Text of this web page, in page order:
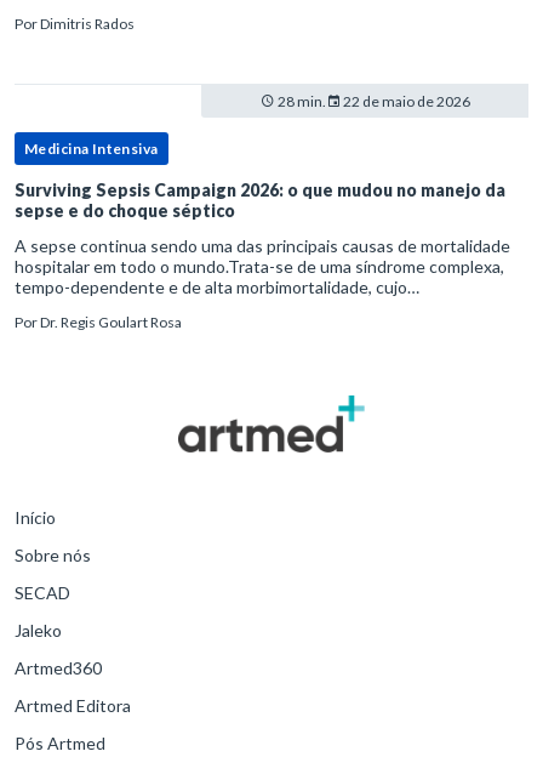
PorDimitris Rados
28 min. 22 de maio de 2026
Medicina Intensiva
Surviving Sepsis Campaign 2026: o que mudou no manejo da
sepse e do choque séptico
A sepse continua sendo uma das principais causas de mortalidade
hospitalar em todo o mundo.Trata-se de uma síndrome complexa,
tempo-dependente e de alta morbimortalidade, cujo
para o desfe
PorDr. Regis Goulart Rosa
Início
Sobre nós
SECAD
Jaleko
Artmed360
Artmed Editora
Pós Artmed